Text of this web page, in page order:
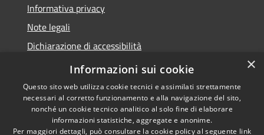
Informativa privacy
Note legali
Dichiarazione di accessibilità
Moduli Privacy Amministrazione trasparente
Copyright © 2026 • Comune di
×
Informazioni sui cookie
Questo sito web utilizza cookie tecnici e assimilati strettamente
necessari al corretto funzionamento e alla navigazione del sito,
nonché un cookie tecnico analitico al solo fine di elaborare
informazioni statistiche, aggregate e anonime.
Per maggiori dettagli, può consultare la cookie policy al seguente link